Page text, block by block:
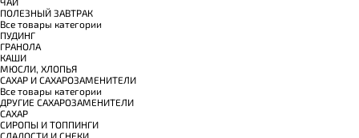
ПОЛЕЗНЫЙ ЗАВТРАК
Все товары категории
ПУДИНГ
ГРАНОЛА
КАШИ
МЮСЛИ, ХЛОПЬЯ
САХАР И САХАРОЗАМЕНИТЕЛИ
Все товары категории
ДРУГИЕ САХАРОЗАМЕНИТЕЛИ
САХАР
СИРОПЫ И ТОППИНГИ
СЛАДОСТИ И СНЕКИ